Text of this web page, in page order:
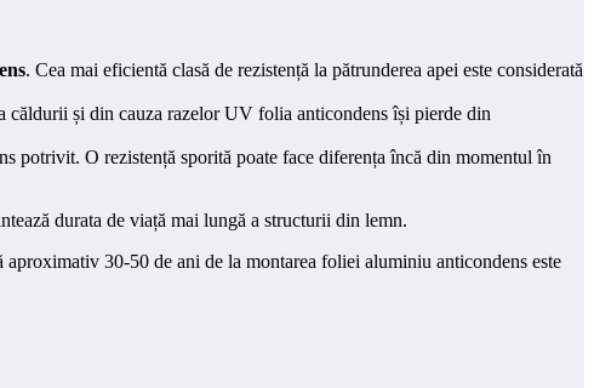
. Cea mai eficientă clasă de rezistență la pătrunderea apei este considerată
căldurii și din cauza razelor UV folia anticondens își pierde din
potrivit. O rezistență sporită poate face diferența încă din momentul în
durata de viață mai lungă a structurii din lemn.
30-50 de ani de la montarea foliei aluminiu anticondens este